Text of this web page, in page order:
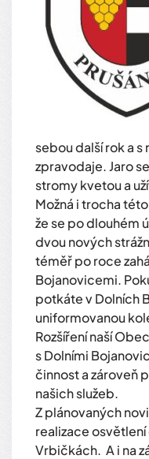
sebou další rok a
zpravodaje. Jaro
stromy kvetou a
Možná i trocha
že se po dlouhém
dvou nových
téměř po roce
Bojanovicemi.
potkáte v Dolních
uniformovanou
Rozšíření naší
s Dolními
činnost a zároveň
našich služeb.
Z plánovaných
realizace
Vrbičkách. A i na